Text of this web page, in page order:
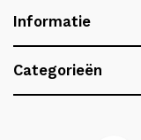
Informatie
Categorieën